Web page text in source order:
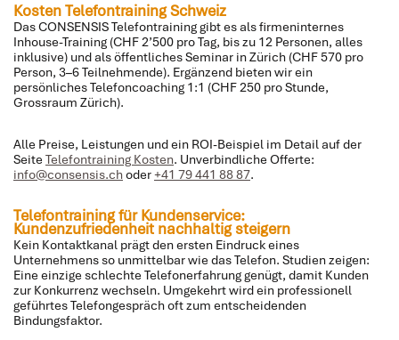
Kosten Telefontraining Schweiz
Das CONSENSIS Telefontraining gibt es als firmeninternes
Inhouse-Training (CHF 2’500 pro Tag, bis zu 12 Personen, alles
inklusive) und als öffentliches Seminar in Zürich (CHF 570 pro
Person, 3–6 Teilnehmende). Ergänzend bieten wir ein
persönliches Telefoncoaching 1:1 (CHF 250 pro Stunde,
Grossraum Zürich).
Alle Preise, Leistungen und ein ROI-Beispiel im Detail auf der
Seite Telefontraining Kosten. Unverbindliche Offerte:
info@consensis.choder+41 79 441 88 87.
Telefontraining für Kundenservice:
Kundenzufriedenheit nachhaltig steigern
Kein Kontaktkanal prägt den ersten Eindruck eines
Unternehmens so unmittelbar wie das Telefon. Studien zeigen:
Eine einzige schlechte Telefonerfahrung genügt, damit Kunden
zur Konkurrenz wechseln. Umgekehrt wird ein professionell
geführtes Telefongespräch oft zum entscheidenden
Bindungsfaktor.